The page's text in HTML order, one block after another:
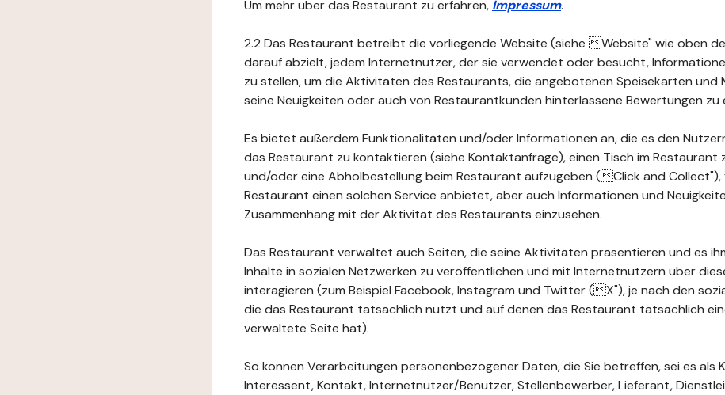
Um mehr über das Restaurant zu erfahren, Impressum.
2.2 Das Restaurant betreibt die vorliegende Website (siehe Website" wie oben
darauf abzielt, jedem Internetnutzer, der sie verwendet oder besucht,
zu stellen, um die Aktivitäten des Restaurants, die angebotenen Speisekarten und
seine Neuigkeiten oder auch von Restaurantkunden hinterlassene Bewertungen zu
Es bietet außerdem Funktionalitäten und/oder Informationen an, die es den
das Restaurant zu kontaktieren (siehe Kontaktanfrage), einen Tisch im Restaurant
und/oder eine Abholbestellung beim Restaurant aufzugeben (Click and Collect"),
Restaurant einen solchen Service anbietet, aber auch Informationen und
Zusammenhang mit der Aktivität des Restaurants einzusehen.
Das Restaurant verwaltet auch Seiten, die seine Aktivitäten präsentieren und es
Inhalte in sozialen Netzwerken zu veröffentlichen und mit Internetnutzern über
interagieren (zum Beispiel Facebook, Instagram und Twitter (X"), je nach den
die das Restaurant tatsächlich nutzt und auf denen das Restaurant tatsächlich
verwaltete Seite hat).
So können Verarbeitungen personenbezogener Daten, die Sie betreffen, sei es als
Interessent, Kontakt, Internetnutzer/Benutzer, Stellenbewerber, Lieferant,